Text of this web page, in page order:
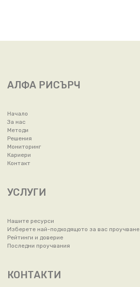
АЛФА РИСЪРЧ
Начало
За нас
Методи
Решения
Мониторинг
Кариери
Контакт
УСЛУГИ
Нашите ресурси
Изберете най-подходящото за вас проучване
Рейтинги и доверие
Последни проучвания
КОНТАКТИ